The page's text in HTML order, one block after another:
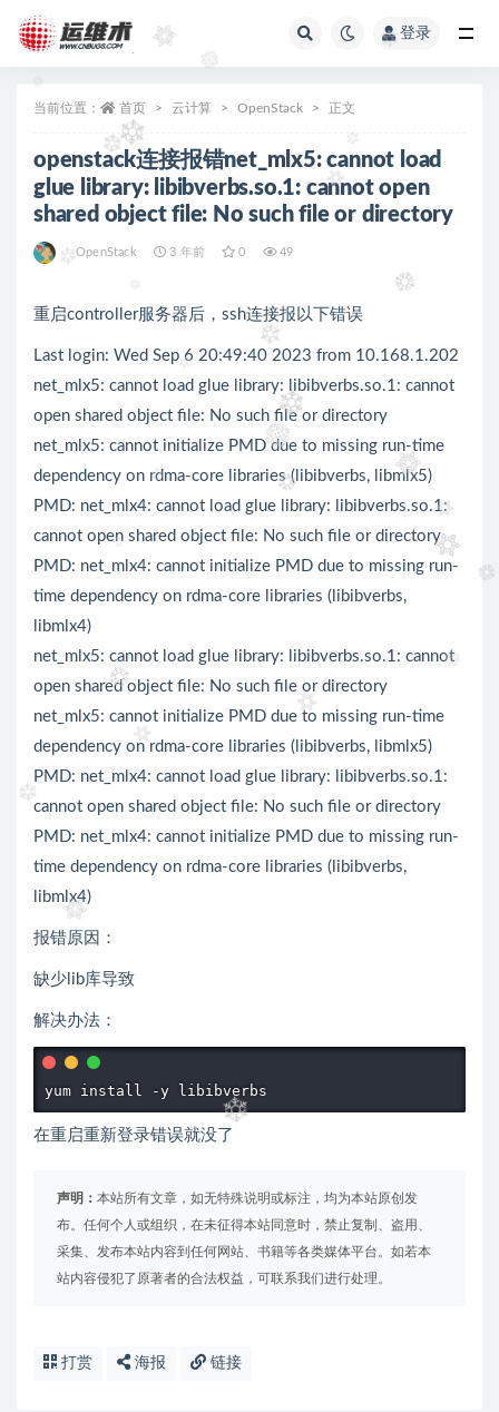
登录
当前位置： 首页 云计算 OpenStack 正文
openstack连接报错net_mlx5: cannot load
glue library: libibverbs.so.1: cannot open
shared object file: No such file or directory
OpenStack 3 年前 0 49
重启controller服务器后，ssh连接报以下错误
Last login: Wed Sep 6 20:49:40 2023 from 10.168.1.202
net_mlx5: cannot load glue library: libibverbs.so.1: cannot
open shared object file: No such file or directory
net_mlx5: cannot initialize PMD due to missing run-time
dependency on rdma-core libraries (libibverbs, libmlx5)
PMD: net_mlx4: cannot load glue library: libibverbs.so.1:
cannot open shared object file: No such file or directory
PMD: net_mlx4: cannot initialize PMD due to missing run-
time dependency on rdma-core libraries (libibverbs,
libmlx4)
net_mlx5: cannot load glue library: libibverbs.so.1: cannot
open shared object file: No such file or directory
net_mlx5: cannot initialize PMD due to missing run-time
dependency on rdma-core libraries (libibverbs, libmlx5)
PMD: net_mlx4: cannot load glue library: libibverbs.so.1:
cannot open shared object file: No such file or directory
PMD: net_mlx4: cannot initialize PMD due to missing run-
time dependency on rdma-core libraries (libibverbs,
libmlx4)
报错原因：
缺少lib库导致
解决办法：
yum install -y libibverbs
在重启重新登录错误就没了
声明： 本站所有文章，如无特殊说明或标注，均为本站原创发
布。任何个人或组织，在未征得本站同意时，禁止复制、盗用、
采集、发布本站内容到任何网站、书籍等各类媒体平台。如若本
站内容侵犯了原著者的合法权益，可联系我们进行处理。
打赏 海报 链接